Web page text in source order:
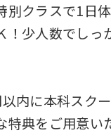
別クラスで1日
！少人数でしっ
内に本科スク
特典をご用意い